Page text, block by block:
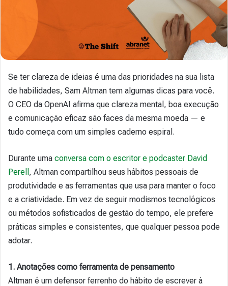
Se ter clareza de ideias é uma das prioridades na sua lista
de habilidades, Sam Altman tem algumas dicas para você.
O CEO da OpenAI afirma que clareza mental, boa execução
e comunicação eficaz são faces da mesma moeda — e
tudo começa com um simples caderno espiral.
Durante uma conversa com o escritor e podcaster David
Perell , Altman compartilhou seus hábitos pessoais de
produtividade e as ferramentas que usa para manter o foco
e a criatividade. Em vez de seguir modismos tecnológicos
ou métodos sofisticados de gestão do tempo, ele prefere
práticas simples e consistentes, que qualquer pessoa pode
adotar.
1. Anotações como ferramenta de pensamento
Altman é um defensor ferrenho do hábito de escrever à